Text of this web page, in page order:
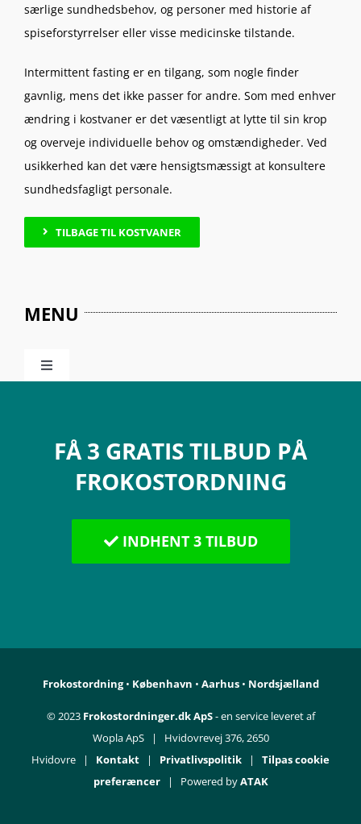
særlige sundhedsbehov, og personer med historie af
spiseforstyrrelser eller visse medicinske tilstande.
Intermittent fasting er en tilgang, som nogle finder
gavnlig, mens det ikke passer for andre. Som med enhver
ændring i kostvaner er det væsentligt at lytte til sin krop
og overveje individuelle behov og omstændigheder. Ved
usikkerhed kan det være hensigtsmæssigt at konsultere
sundhedsfagligt personale.
TILBAGE TIL KOSTVANER
MENU
Toggle
Mad & Sundhed
Fødevareallergi
FÅ 3 GRATIS TILBUD PÅ
FROKOSTORDNING
INDHENT 3 TILBUD
Frokostordning• København • Aarhus• Nordsjælland
© 2023 Frokostordninger.dk ApS- en service leveret af
Wopla ApS | Hvidovrevej 376, 2650
Hvidovre | Kontakt | Privatlivspolitik | Tilpas cookie
preferæncer| Powered byATAK